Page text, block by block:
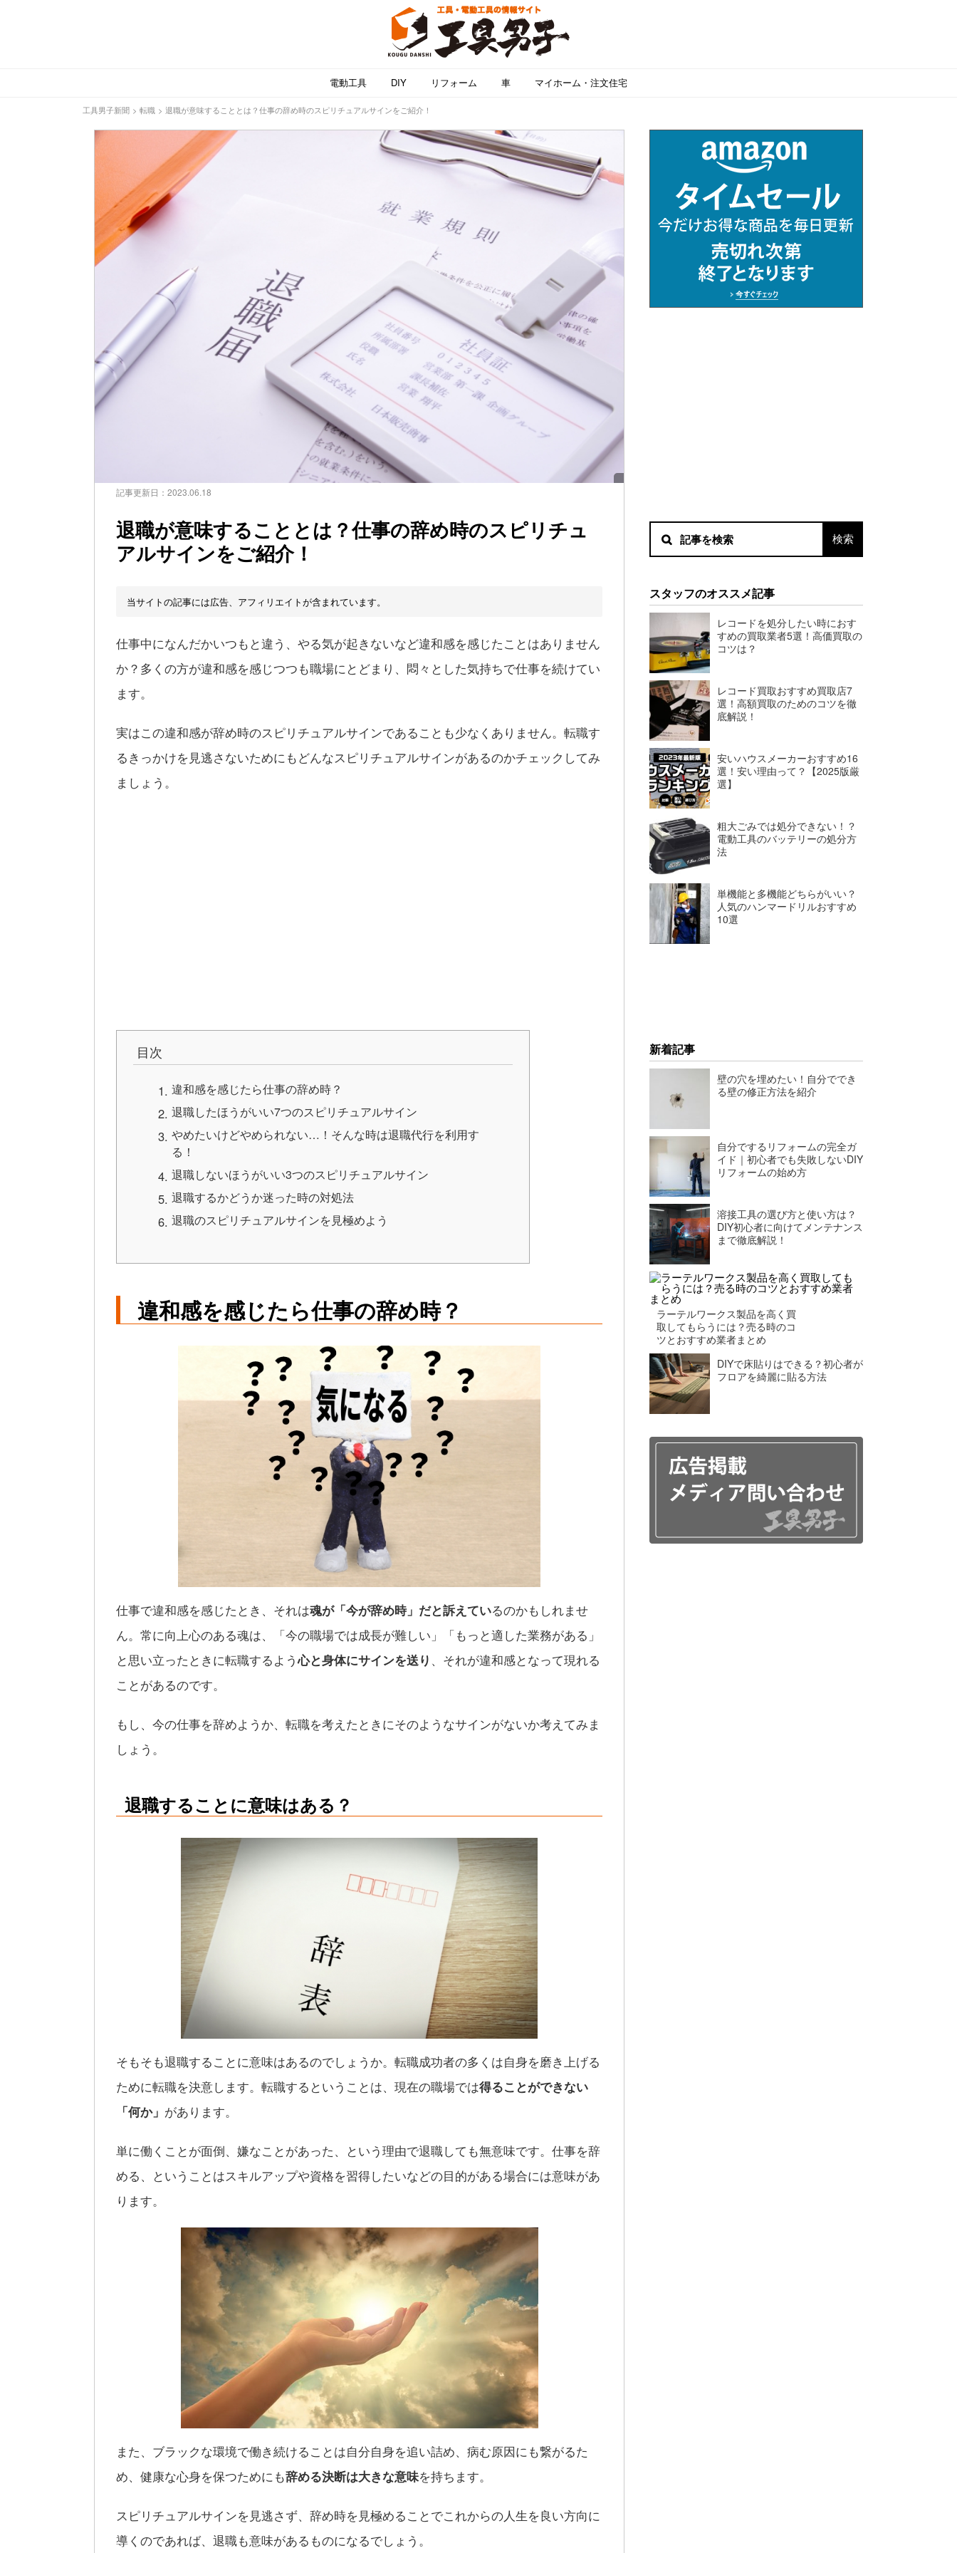
電動工具 DIY リフォーム 車 マイホーム・注文住宅
工具男子新聞 > 転職 > 退職が意味することとは？仕事の辞め時のスピリチュアルサインをご紹介！
記事更新日： 2023.06.18
退職が意味することとは？仕事の辞め時のスピリチュ
アルサインをご紹介！
当サイトの記事には広告、アフィリエイトが含まれています。
仕事中になんだかいつもと違う、やる気が起きないなど違和感を感じたことはありません
か？多くの方が違和感を感じつつも職場にとどまり、悶々とした気持ちで仕事を続けてい
ます。
実はこの違和感が辞め時のスピリチュアルサインであることも少なくありません。転職す
るきっかけを見逃さないためにもどんなスピリチュアルサインがあるのかチェックしてみ
ましょう。
目次
違和感を感じたら仕事の辞め時？
退職したほうがいい7つのスピリチュアルサイン
やめたいけどやめられない…！そんな時は退職代行を利用す
る！
退職しないほうがいい3つのスピリチュアルサイン
退職するかどうか迷った時の対処法
退職のスピリチュアルサインを見極めよう
違和感を感じたら仕事の辞め時？
仕事で違和感を感じたとき、それは魂が「今が辞め時」だと訴えているのかもしれませ
ん。常に向上心のある魂は、「今の職場では成長が難しい」「もっと適した業務がある」
と思い立ったときに転職するよう心と身体にサインを送り 、それが違和感となって現れる
ことがあるのです。
もし、今の仕事を辞めようか、転職を考えたときにそのようなサインがないか考えてみま
しょう。
退職することに意味はある？
そもそも退職することに意味はあるのでしょうか。転職成功者の多くは自身を磨き上げる
ために転職を決意します。転職するということは、現在の職場では得ることができない
「何か」 があります。
単に働くことが面倒、嫌なことがあった、という理由で退職しても無意味です。仕事を辞
める、ということはスキルアップや資格を習得したいなどの目的がある場合には意味があ
ります。
また、ブラックな環境で働き続けることは自分自身を追い詰め、病む原因にも繋がるた
め、健康な心身を保つためにも辞める決断は大きな意味を持ちます。
スピリチュアルサインを見逃さず、辞め時を見極めることでこれからの人生を良い方向に
導くのであれば、退職も意味があるものになるでしょう。
スタッフのオススメ記事
レコードを処分したい時におす
すめの買取業者5選！高価買取の
コツは？
レコード買取おすすめ買取店7
選！高額買取のためのコツを徹
底解説！
安いハウスメーカーおすすめ16
選！安い理由って？【2025版厳
選】
粗大ごみでは処分できない！？
電動工具のバッテリーの処分方
法
単機能と多機能どちらがいい？
人気のハンマードリルおすすめ
10選
新着記事
壁の穴を埋めたい！自分ででき
る壁の修正方法を紹介
自分でするリフォームの完全ガ
イド｜初心者でも失敗しないDIY
リフォームの始め方
溶接工具の選び方と使い方は？
DIY初心者に向けてメンテナンス
まで徹底解説！
ラーテルワークス製品を高く買
取してもらうには？売る時のコ
ツとおすすめ業者まとめ
DIYで床貼りはできる？初心者が
フロアを綺麗に貼る方法